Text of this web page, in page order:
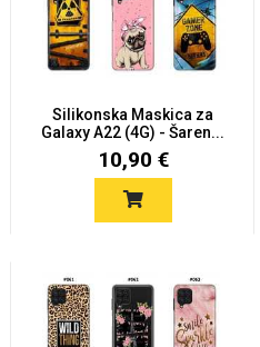
Silikonska Maskica za
Galaxy A22 (4G) - Šaren...
10,90 €